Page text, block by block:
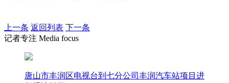
上一条 返回列表 下一条
记者专注 Media focus
唐山市丰润区电视台到七分公司丰润汽车站项目进